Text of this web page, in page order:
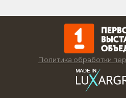
Политика обработки